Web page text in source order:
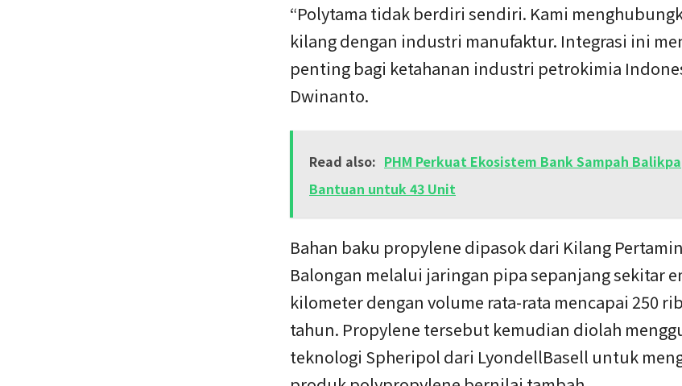
“Polytama tidak berdiri sendiri. Kami
kilang dengan industri manufaktur. Integrasi ini
penting bagi ketahanan industri petrokimia
Dwinanto.
Read also: PHM Perkuat Ekosistem Bank Sampah
Bantuan untuk 43 Unit
Bahan baku propylene dipasok dari Kilang
Balongan melalui jaringan pipa sepanjang sekitar
kilometer dengan volume rata-rata mencapai 250
tahun. Propylene tersebut kemudian diolah
teknologi Spheripol dari LyondellBasell untuk